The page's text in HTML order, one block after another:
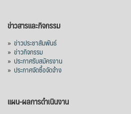
ข่าวสารและกิจกรรม
» ข่าวประชาสัมพันธ์
» ข่าวกิจกรรม
» ประกาศรับสมัครงาน
» ประกาศจัดซื้อจัดจ้าง
แผน-ผลการดำเนินงาน